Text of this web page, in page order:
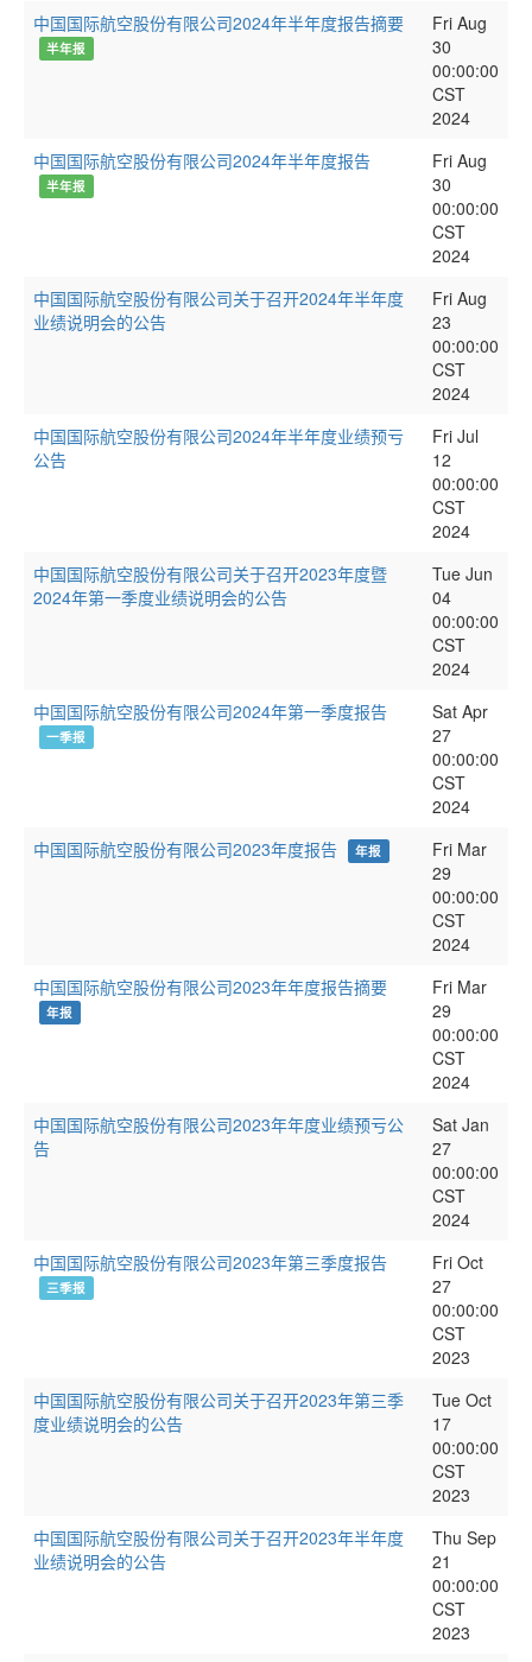
中国国际航空股份有限公司2024年半年度报告摘要
半年报
Fri Aug
30
00:00:00
CST
2024
中国国际航空股份有限公司2024年半年度报告
半年报
Fri Aug
30
00:00:00
CST
2024
中国国际航空股份有限公司关于召开2024年半年度
业绩说明会的公告
Fri Aug
23
00:00:00
CST
2024
中国国际航空股份有限公司2024年半年度业绩预亏
公告
Fri Jul
12
00:00:00
CST
2024
中国国际航空股份有限公司关于召开2023年度暨
2024年第一季度业绩说明会的公告
Tue Jun
04
00:00:00
CST
2024
中国国际航空股份有限公司2024年第一季度报告
一季报
Sat Apr
27
00:00:00
CST
2024
中国国际航空股份有限公司2023年度报告
年报
Fri Mar
29
00:00:00
CST
2024
中国国际航空股份有限公司2023年年度报告摘要
年报
Fri Mar
29
00:00:00
CST
2024
中国国际航空股份有限公司2023年年度业绩预亏公
告
Sat Jan
27
00:00:00
CST
2024
中国国际航空股份有限公司2023年第三季度报告
三季报
Fri Oct
27
00:00:00
CST
2023
中国国际航空股份有限公司关于召开2023年第三季
度业绩说明会的公告
Tue Oct
17
00:00:00
CST
2023
中国国际航空股份有限公司关于召开2023年半年度
业绩说明会的公告
Thu Sep
21
00:00:00
CST
2023